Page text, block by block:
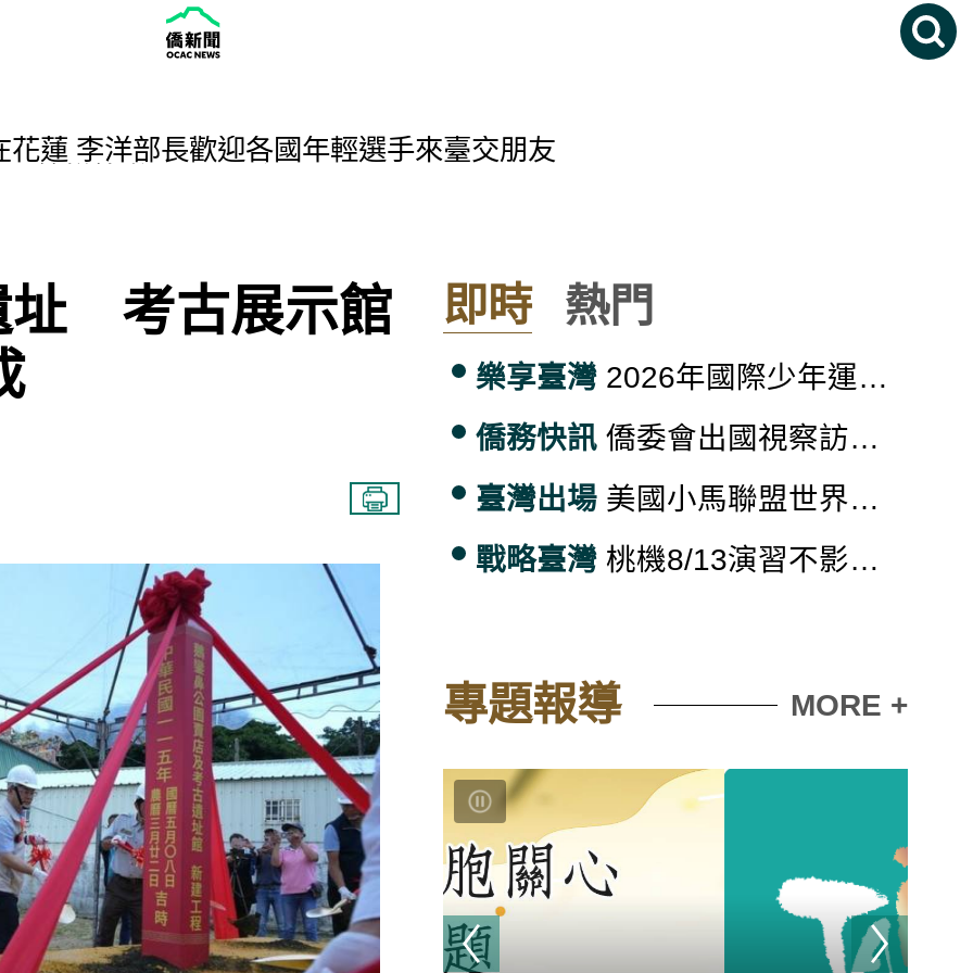
蓮 李洋部長歡迎各國年輕選手來臺交朋友
鐵花》漫畫家常勝談如何把故事畫得精采
冠 壓倒性5戰全勝
聯百貨、商圈擴大商機
並列 江振誠餐廳摘二星
融合英式花園列世界遺產
址 考古展示館
即時 熱門
樂享臺灣 2026年國際少年運動會在花蓮 李洋部長歡迎各國年輕選手來臺交朋友
僑務快訊 僑委會出國視察訪問均依規範撙節辦理、公開透明
臺灣出場 美國小馬聯盟世界青棒錦標賽 台灣隊奪亞軍
戰略臺灣 桃機8/13演習不影響航班 聯外接駁交通暫停
專題報導 MORE +